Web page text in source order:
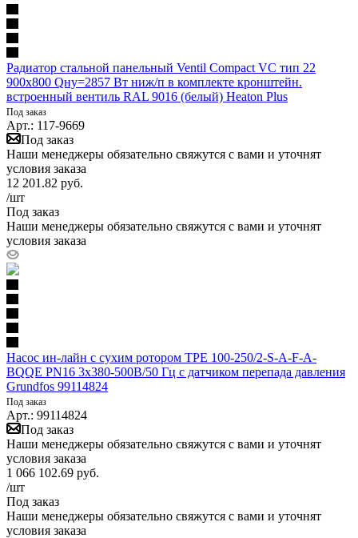
Радиатор стальной панельный Ventil Compact VC тип 22
900х800 Qну=2857 Вт ниж/п в комплекте кронштейн.
встроенный вентиль RAL 9016 (белый) Heaton Plus
Под заказ
Арт.: 117-9669
Под заказ
Наши менеджеры обязательно свяжутся с вами и уточнят
условия заказа
12 201.82 руб.
/шт
Под заказ
Наши менеджеры обязательно свяжутся с вами и уточнят
условия заказа
Насос ин-лайн с сухим ротором TPE 100-250/2-S-A-F-A-
BQQE PN16 3х380-500В/50 Гц c датчиком перепада давления
Grundfos 99114824
Под заказ
Арт.: 99114824
Под заказ
Наши менеджеры обязательно свяжутся с вами и уточнят
условия заказа
1 066 102.69 руб.
/шт
Под заказ
Наши менеджеры обязательно свяжутся с вами и уточнят
условия заказа